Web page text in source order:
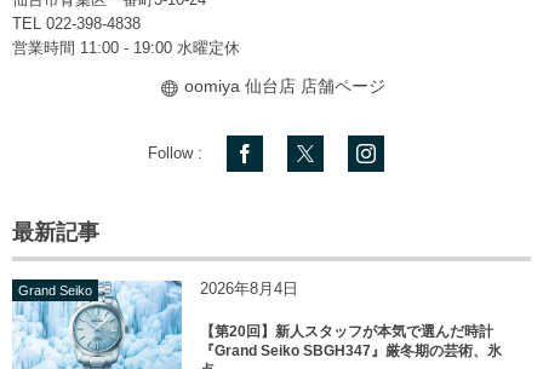
TEL 022-398-4838
営業時間 11:00 - 19:00 水曜定休
oomiya 仙台店 店舗ページ
Follow :
最新記事
Grand Seiko 2026年8月4日
【第20回】新人スタッフが本気で選んだ時計
『Grand Seiko SBGH347』厳冬期の芸術、氷